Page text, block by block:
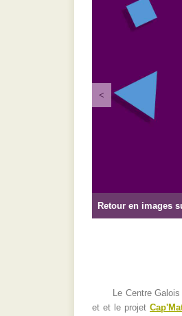
Retour en images
<
Le Centre
et et le projet